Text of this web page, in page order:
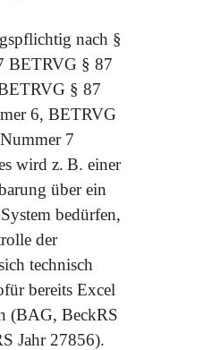
nach §
BETRVG § 87
§ 87
6, BETRVG
7
wird z. B. einer
über ein
bedürfen,
der
technisch
bereits Excel
(BAG, BeckRS
Jahr 27856).